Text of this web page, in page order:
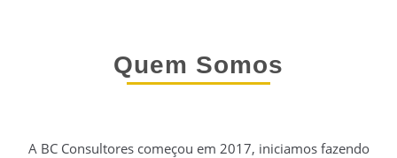
Quem Somos
A BC Consultores começou em 2017, iniciamos fazendo